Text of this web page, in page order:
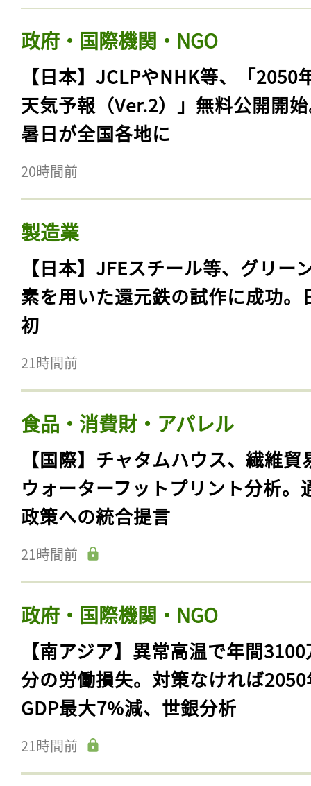
政府・国際機関・NGO
【日本】JCLPやNHK等、「2050
天気予報（Ver.2）」無料公開開
暑日が全国各地に
20時間前
製造業
【日本】JFEスチール等、グリー
素を用いた還元鉄の試作に成功。
初
21時間前
食品・消費財・アパレル
【国際】チャタムハウス、繊維貿
ウォーターフットプリント分析。
政策への統合提言
21時間前
政府・国際機関・NGO
【南アジア】異常高温で年間
分の労働損失。対策なければ
GDP最大7%減、世銀分析
21時間前